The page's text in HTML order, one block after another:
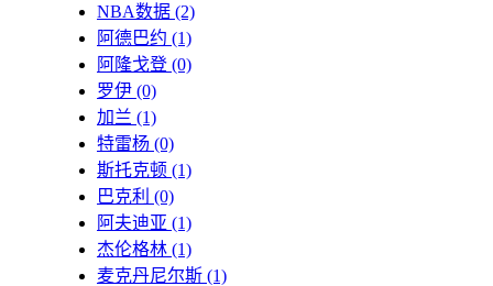
NBA数据 (2)
阿德巴约 (1)
阿隆戈登 (0)
罗伊 (0)
加兰 (1)
特雷杨 (0)
斯托克顿 (1)
巴克利 (0)
阿夫迪亚 (1)
杰伦格林 (1)
麦克丹尼尔斯 (1)